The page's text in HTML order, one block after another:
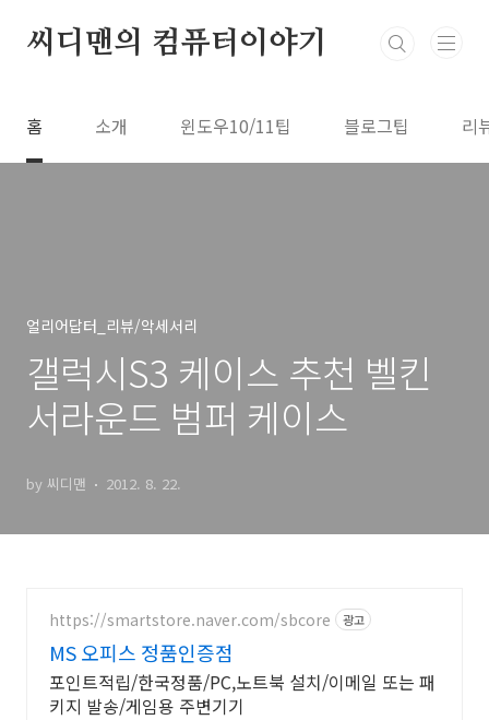
씨디맨의 컴퓨터이야기
홈 소개 윈도우10/11팁 블로그팁 리
얼리어답터_리뷰/악세서리
갤럭시S3 케이스 추천 벨킨
서라운드 범퍼 케이스
by 씨디맨 2012. 8. 22.
https://smartstore.naver.com/sbcore 광고
MS 오피스 정품인증점
포인트적립/한국정품/PC,노트북 설치/이메일 또는 패
키지 발송/게임용 주변기기